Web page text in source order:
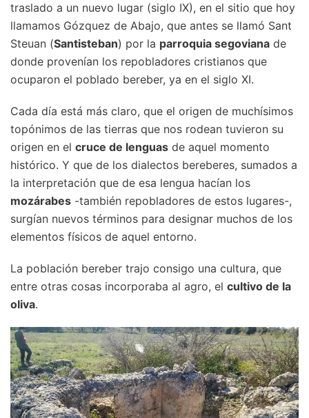
traslado a un nuevo lugar (siglo IX), en el sitio que hoy
llamamos Gózquez de Abajo, que antes se llamó Sant
Steuan (Santisteban) por la parroquia segoviana de
donde provenían los repobladores cristianos que
ocuparon el poblado bereber, ya en el siglo XI.
Cada día está más claro, que el origen de muchísimos
topónimos de las tierras que nos rodean tuvieron su
origen en el cruce de lenguas de aquel momento
histórico. Y que de los dialectos bereberes, sumados a
la interpretación que de esa lengua hacían los
mozárabes -también repobladores de estos lugares-,
surgían nuevos términos para designar muchos de los
elementos físicos de aquel entorno.
La población bereber trajo consigo una cultura, que
entre otras cosas incorporaba al agro, el cultivo de la
oliva.